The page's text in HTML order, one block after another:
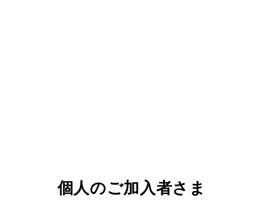
個人のご加入者さま